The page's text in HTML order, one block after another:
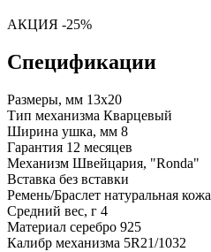
АКЦИЯ -25%
Спецификации
Размеры, мм 13x20
Тип механизма Кварцевый
Ширина ушка, мм 8
Гарантия 12 месяцев
Механизм Швейцария, "Ronda"
Вставка без вставки
Ремень/Браслет натуральная кожа
Средний вес, г 4
Материал серебро 925
Калибр механизма 5R21/1032